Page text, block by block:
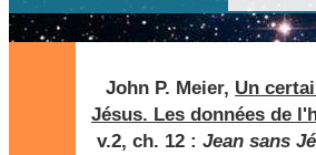
John P. Meier, Un
Jésus. Les données de
v.2, ch. 12 : Jean sans